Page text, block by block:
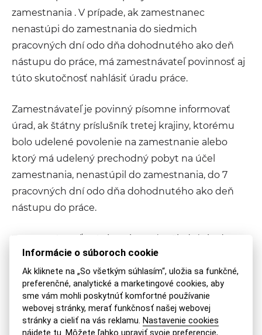
zamestnania . V prípade, ak zamestnanec
nenastúpi do zamestnania do siedmich
pracovných dní odo dňa dohodnutého ako deň
nástupu do práce, má zamestnávateľ povinnosť aj
túto skutočnosť nahlásiť úradu práce.
Zamestnávateľ je povinný písomne informovať
úrad, ak štátny príslušník tretej krajiny, ktorému
bolo udelené povolenie na zamestnanie alebo
ktorý má udelený prechodný pobyt na účel
zamestnania, nenastúpil do zamestnania, do 7
pracovných dní odo dňa dohodnutého ako deň
nástupu do práce.
Zamestnávateľ má aj povinnosť vyžiadať si od
štátneho príslušníka tretej krajiny pred jeho
prijatím do zamestnania platný doklad o pobyte,
potvrdenia o prijatí žiadosti o udelenie
prechodného pobytu a je tiež povinný ich kópie
uchovávať, vrátane potvrdenia o možnosti
Informácie o súboroch cookie
Ak kliknete na „So všetkým súhlasím“, uložia sa funkčné,
preferenčné, analytické a marketingové cookies, aby
sme vám mohli poskytnúť komfortné používanie
webovej stránky, merať funkčnosť našej webovej
stránky a cieliť na vás reklamu. Nastavenie cookies
nájdete tu . Môžete ľahko upraviť svoje preferencie,